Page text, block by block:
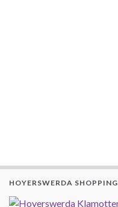
HOYERSWERDA SHOPPING